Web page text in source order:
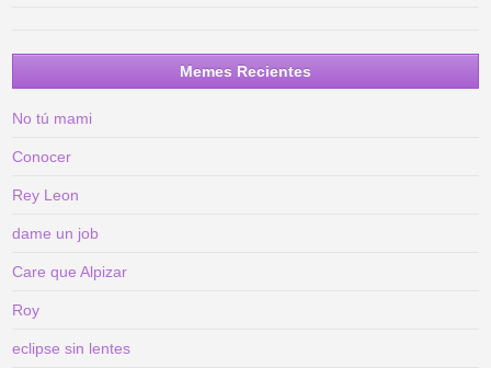
Memes Recientes
No tú mami
Conocer
Rey Leon
dame un job
Care que Alpizar
Roy
eclipse sin lentes